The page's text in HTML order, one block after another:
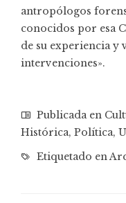
antropólogos
conocidos por esa
de su experiencia y
intervenciones».
Publicada en
Histórica, Política,
Etiquetado en